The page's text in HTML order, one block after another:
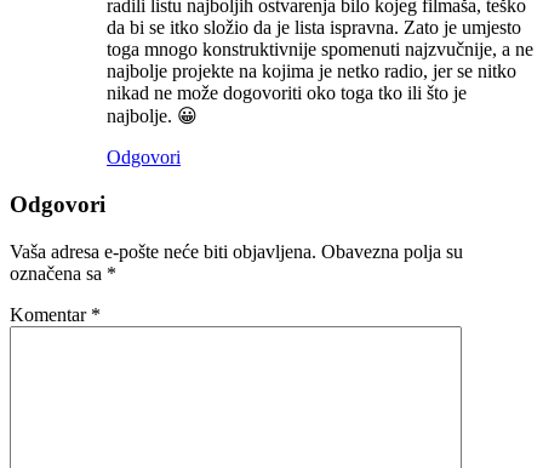
radili listu najboljih ostvarenja bilo kojeg filmaša, teško
da bi se itko složio da je lista ispravna. Zato je umjesto
toga mnogo konstruktivnije spomenuti najzvučnije, a ne
najbolje projekte na kojima je netko radio, jer se nitko
nikad ne može dogovoriti oko toga tko ili što je
najbolje. 😀
Odgovori
Odgovori
Vaša adresa e-pošte neće biti objavljena. Obavezna polja su
označena sa *
Komentar *